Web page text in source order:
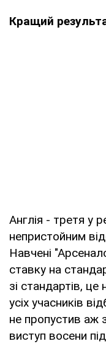
Кращий
Англія - третя у
непристойним
Навчені
ставку на
зі стандартів,
усіх учасників
не пропустив аж
виступ восени